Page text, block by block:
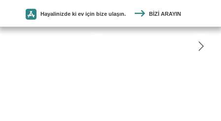
Hayalinizde ki ev için bize ulaşın. BIZI ARAYIN